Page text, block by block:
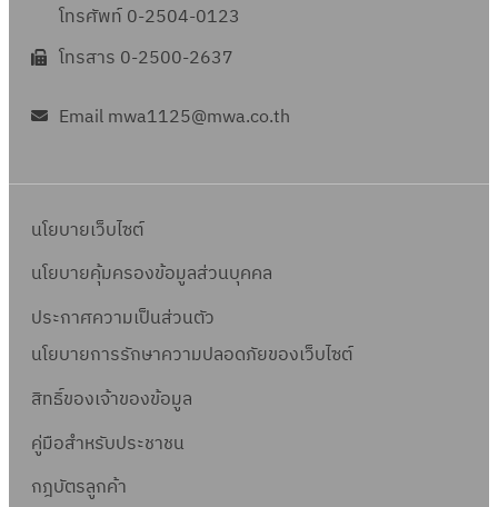
โทรศัพท์ 0-2504-0123
โทรสาร 0-2500-2637
Email mwa1125@mwa.co.th
นโยบายเว็บไซต์
นโยบายคุ้มครองข้อมูลส่วนบุคคล
ประกาศความเป็นส่วนตัว
นโยบายการรักษาความปลอดภัยของเว็บไซต์
สิทธิ์ของเจ้าของข้อมูล
คู่มือสำหรับประชาชน
กฎบัตรลูกค้า